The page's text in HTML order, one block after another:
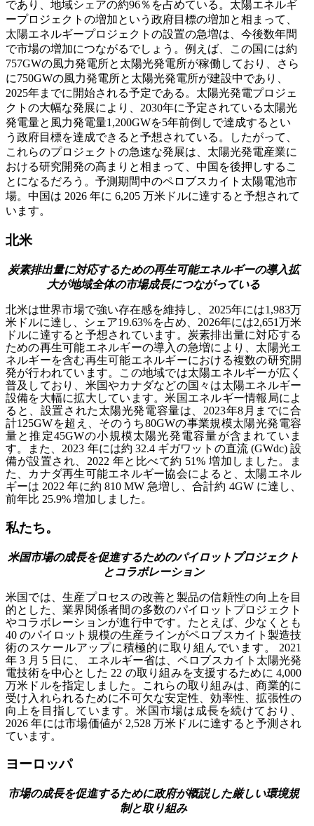
であり、地域シェアの約96％を占めている。太陽エネルギ
ープロジェクトの増加という政府目標の増加と相まって、
太陽エネルギープロジェクトの設置の急増は、今後数年間
で市場の増加につながるでしょう。例えば、この国には約
757GWの風力発電所と太陽光発電所が稼働しており、さら
に750GWの風力発電所と太陽光発電所が建設中であり、
2025年までに開始される予定である。太陽光発電プロジェ
クトの大幅な発展により、2030年に予定されている太陽光
発電量と風力発電量1,200GWを5年前倒しで達成するとい
う政府目標を達成できると予想されている。したがって、
これらのプロジェクトの急速な発展は、太陽光発電産業に
おける研究開発の高まりと相まって、中国を後押しするこ
とになるだろう。予測期間中のペロブスカイト太陽電池市
場。中国は 2026 年に 6,205 万米ドルに達すると予想されて
います。
北米
炭素排出量に対応するための再生可能エネルギーの導入拡
大が地域全体の市場成長につながっている
北米は世界市場で強い存在感を維持し、2025年には1,983万
米ドルに達し、シェア19.63%を占め、2026年には2,651万米
ドルに達すると予想されています。炭素排出量に対応する
ための再生可能エネルギーの導入の急増により、太陽光エ
ネルギーを含む再生可能エネルギーにおける複数の研究開
発が行われています。この地域では太陽エネルギーが広く
普及しており、米国やカナダなどの国々は太陽エネルギー
設備を大幅に拡大しています。米国エネルギー情報局によ
ると、設置された太陽光発電容量は、2023年8月までに合
計125GWを超え、そのうち80GWの事業規模太陽光発電容
量と推定45GWの小規模太陽光発電容量が含まれていま
す。また、2023 年には約 32.4 ギガワットの直流 (GWdc) 設
備が設置され、2022 年と比べて約 51% 増加しました。ま
た、カナダ再生可能エネルギー協会によると、太陽エネル
ギーは 2022 年に約 810 MW 急増し、合計約 4GW に達し、
前年比 25.9% 増加しました。
私たち。
米国市場の成長を促進するためのパイロットプロジェクト
とコラボレーション
米国では、生産プロセスの改善と製品の信頼性の向上を目
的とした、業界関係者間の多数のパイロットプロジェクト
やコラボレーションが進行中です。たとえば、少なくとも
40 のパイロット規模の生産ラインがペロブスカイト製造技
術のスケールアップに積極的に取り組んでいます。
2021
年 3 月 5 日に、 エネルギー省は、ペロブスカイト太陽光発
電技術を中心とした 22 の取り組みを支援するために 4,000
万米ドルを指定しました。これらの取り組みは、商業的に
受け入れられるために不可欠な安定性、効率性、拡張性の
向上を目指しています。米国市場は成長を続けており、
2026 年には市場価値が 2,528 万米ドルに達すると予測され
ています。
ヨーロッパ
市場の成長を促進するために政府が概説した厳しい環境規
制と取り組み